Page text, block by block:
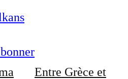
Entre Grèce et